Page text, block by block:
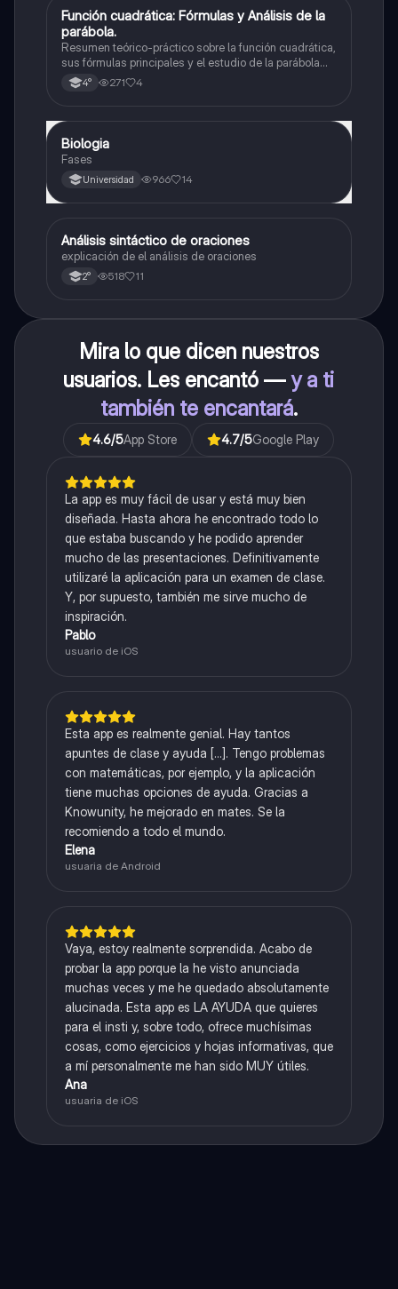
Matemáticas
Función cuadrática: Fórmulas y Análisis de la
parábola.
Resumen teórico-práctico sobre la función cuadrática,
sus fórmulas principales y el estudio de la parábola
como representación gráfica.Incluye desarrollo de la
forma general, cálculo de raíces, vértice y elementos
4° 271 4
Biología
Biologia
Fases
Universidad 966 14
Lengua
Análisis sintáctico de oraciones
explicación de el análisis de oraciones
2° 518 11
Mira lo que dicen nuestros
usuarios. Les encantó —y a ti
también te encantará.
4.6/5App Store 4.7/5Google Play
La app es muy fácil de usar y está muy bien
diseñada. Hasta ahora he encontrado todo lo
que estaba buscando y he podido aprender
mucho de las presentaciones. Definitivamente
utilizaré la aplicación para un examen de clase.
Y, por supuesto, también me sirve mucho de
inspiración.
Pablo
usuario de iOS
Esta app es realmente genial. Hay tantos
apuntes de clase y ayuda [...]. Tengo problemas
con matemáticas, por ejemplo, y la aplicación
tiene muchas opciones de ayuda. Gracias a
Knowunity, he mejorado en mates. Se la
recomiendo a todo el mundo.
Elena
usuaria de Android
Vaya, estoy realmente sorprendida. Acabo de
probar la app porque la he visto anunciada
muchas veces y me he quedado absolutamente
alucinada. Esta app es LA AYUDA que quieres
para el insti y, sobre todo, ofrece muchísimas
cosas, como ejercicios y hojas informativas, que
a mí personalmente me han sido MUY útiles.
Ana
usuaria de iOS